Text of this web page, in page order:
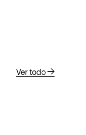
Ver todo